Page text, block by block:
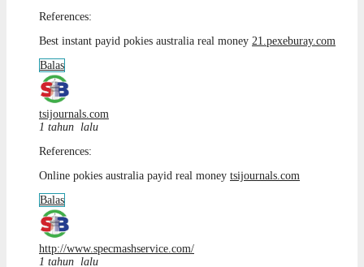
References:
Best instant payid pokies australia real money 21.pexeburay.com
Balas
tsijournals.com
1 tahun lalu
References:
Online pokies australia payid real money tsijournals.com
Balas
http://www.specmashservice.com/
1 tahun lalu